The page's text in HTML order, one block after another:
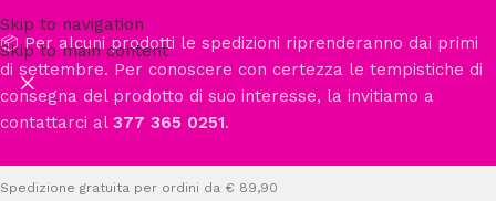
Skip to navigation
Skip to main content
📦 Per alcuni prodotti le spedizioni riprenderanno dai primi
di settembre. Per conoscere con certezza le tempistiche di
consegna del prodotto di suo interesse, la invitiamo a
contattarci al 377 365 0251.
Spedizione gratuita per ordini da € 89,90